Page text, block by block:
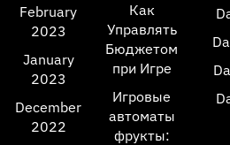
February
2023
January
2023
December
2022
Как
Управлять
Бюджетом
при Игре
Игровые
автоматы
фрукты: